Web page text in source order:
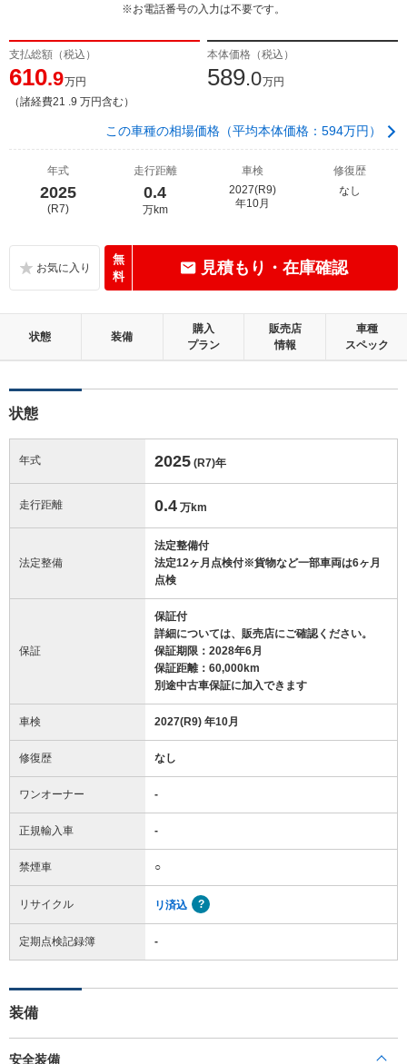
※お電話番号の入力は不要です。
支払総額（税込）
610.9万円
（諸経費21 .9 万円含む）
本体価格（税込）
589.0万円
この車種の相場価格（平均本体価格：594万円）
年式
2025
(R7)
走行距離
0.4
万km
車検
2027(R9)
年10月
修復歴
なし
無
料
見積もり・在庫確認
状態 装備
購入
プラン
販売店
情報
車種
スペック
状態
年式 2025 (R7)年
走行距離 0.4 万km
法定整備
法定整備付
法定12ヶ月点検付※貨物など一部車両は6ヶ月
点検
保証
保証付
詳細については、販売店にご確認ください。
保証期限：2028年6月
保証距離：60,000km
別途中古車保証に加入できます
車検 2027(R9) 年10月
修復歴 なし
ワンオーナー -
正規輸入車 -
禁煙車 ○
リサイクル リ済込
定期点検記録簿 -
装備
安全装備